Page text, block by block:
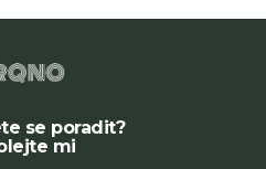
se poradit?
mi